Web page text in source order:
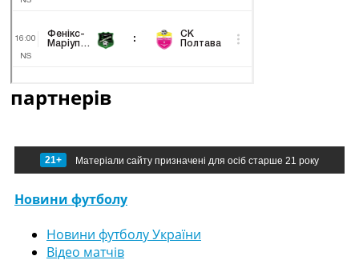
партнерів
21+ Матеріали сайту призначені для осіб старше 21 року
Новини футболу
Новини футболу України
Відео матчів